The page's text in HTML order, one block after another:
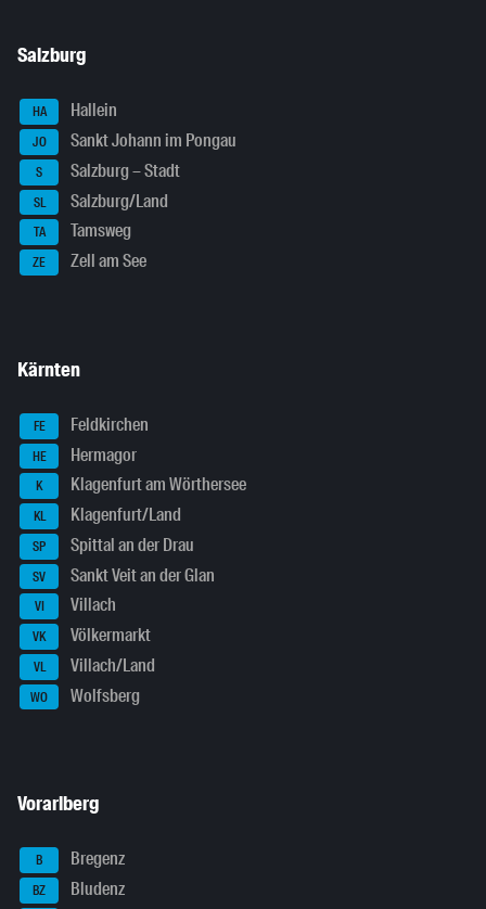
Salzburg
HA Hallein
JO Sankt Johann im Pongau
S Salzburg – Stadt
SL Salzburg/Land
TA Tamsweg
ZE Zell am See
Kärnten
FE Feldkirchen
HE Hermagor
K Klagenfurt am Wörthersee
KL Klagenfurt/Land
SP Spittal an der Drau
SV Sankt Veit an der Glan
VI Villach
VK Völkermarkt
VL Villach/Land
WO Wolfsberg
Vorarlberg
B Bregenz
BZ Bludenz